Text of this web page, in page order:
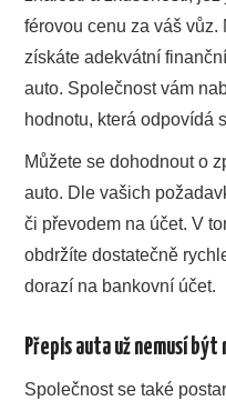
férovou cenu za váš vůz.
získáte adekvátní
auto. Společnost vám
hodnotu, která odpovídá
Můžete se dohodnout o
auto. Dle vašich
či převodem na účet. V
obdržíte dostatečně
dorazí na bankovní účet.
Přepis auta už nemusí být
Společnost se také